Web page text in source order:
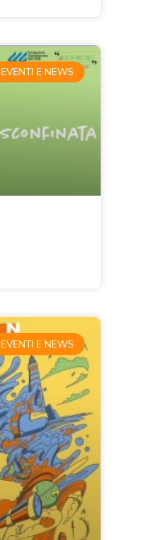
EVENTI E NEWS
EVENTI E NEWS